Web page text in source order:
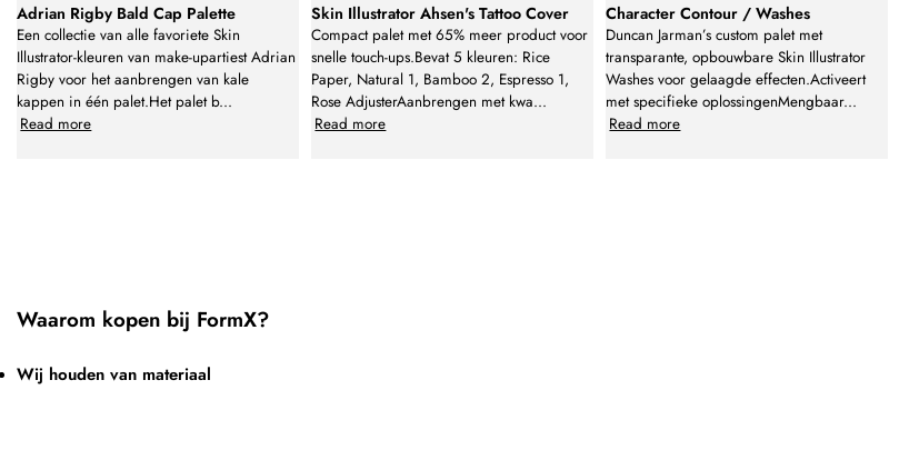
Adrian Rigby Bald Cap Palette
Een collectie van alle favoriete Skin
Illustrator-kleuren van make-upartiest Adrian
Rigby voor het aanbrengen van kale
kappen in één palet.Het palet b...
Read more
Skin Illustrator Ahsen's Tattoo Cover
Compact palet met 65% meer product voor
snelle touch-ups.Bevat 5 kleuren: Rice
Paper, Natural 1, Bamboo 2, Espresso 1,
Rose AdjusterAanbrengen met kwa...
Read more
Character Contour / Washes
Duncan Jarman’s custom palet met
transparante, opbouwbare Skin Illustrator
Washes voor gelaagde effecten.Activeert
met specifieke oplossingenMengbaar...
Read more
Waarom kopen bij FormX?
Wij houden van materiaal